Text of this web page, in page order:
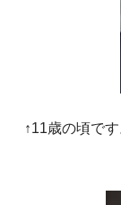
↑11歳の頃で